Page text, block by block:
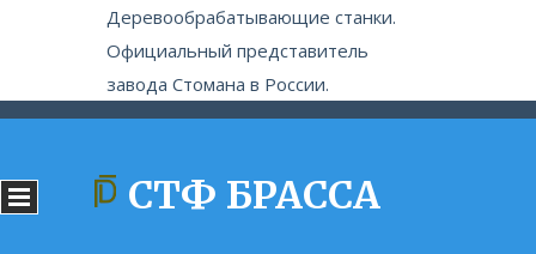
СТФ БРАССА
Деревообрабатывающие станки.
Официальный представитель
завода Стомана в России.